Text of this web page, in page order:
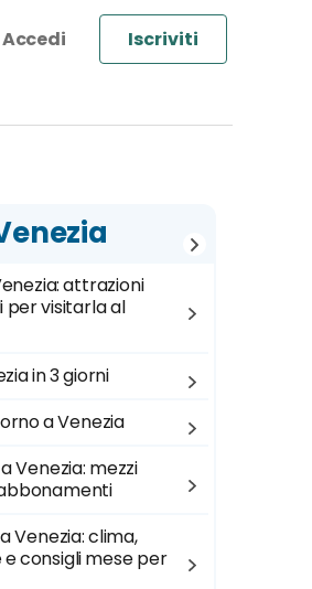
Iscriviti
attrazioni
per visitarla al
in 3 giorni
a Venezia
Venezia: mezzi
Venezia: clima,
consigli mese per